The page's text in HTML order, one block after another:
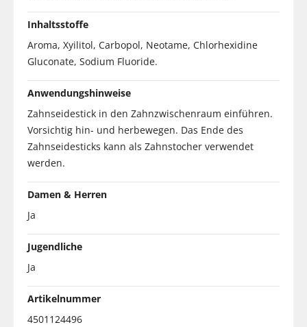
Inhaltsstoffe
Aroma, Xyilitol, Carbopol, Neotame, Chlorhexidine
Gluconate, Sodium Fluoride.
Anwendungshinweise
Zahnseidestick in den Zahnzwischenraum einführen.
Vorsichtig hin- und herbewegen. Das Ende des
Zahnseidesticks kann als Zahnstocher verwendet
werden.
Damen & Herren
Ja
Jugendliche
Ja
Artikelnummer
4501124496